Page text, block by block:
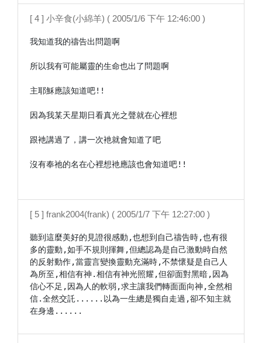
[ 4 ] 小辛食(小綿羊) ( 2005/1/6 下午 12:46:00 )
我知道我的禱告出問題啊
所以我有可能屬靈的生命也出了問題啊
主耶穌應該知道吧!!
因為我某天星期日看真光之聲就在心裡想
跟衪講過了，講一次衪就會知道了吧
沒有奉祂的名在心裡想衪應該也會知道吧!!
[ 5 ] frank2004(frank) ( 2005/1/7 下午 12:27:00 )
聽到這麼美好的見證很感動,也想到自己禱告時,也有很
多的靈動,如手不規則揮舞,但總認為是自己激動時自然
的反射動作,當靈言變換靈動充滿時,不禁懷疑是自己人
為所至,相信有神.相信有神光照耀,但卻面對黑暗,因為
信心不足,因為人的軟弱,求主讓我們轉面面向神,全然相
信.全然交託......以為一生總是獨自走過,卻不知主就
在身邊......